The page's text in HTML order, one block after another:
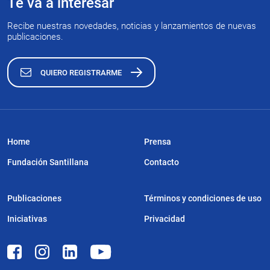
Recibe nuestras novedades, noticias y lanzamientos de nuevas
publicaciones.
QUIERO REGISTRARME
Home
Fundación Santillana
Publicaciones
Iniciativas
Prensa
Contacto
Términos y condiciones de uso
Privacidad